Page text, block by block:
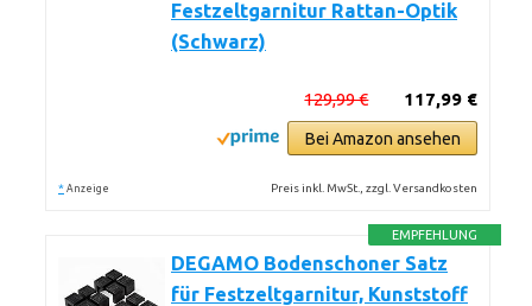
Festzeltgarnitur Rattan-Optik
(Schwarz)
117,99 €
129,99 €
Bei Amazon ansehen
* Anzeige Preis inkl. MwSt., zzgl. Versandkosten
EMPFEHLUNG
DEGAMO Bodenschoner Satz
für Festzeltgarnitur, Kunststoff